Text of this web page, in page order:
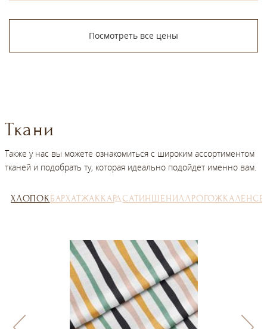
Посмотреть все цены
Ткани
Также у нас вы можете ознакомиться с широким ассортиментом
тканей и подобрать ту, которая идеально подойдет именно вам.
ХЛОПОКБАРХАТЖАККАРДСАТИНШЕНИЛЛРОГОЖКАЛЕН